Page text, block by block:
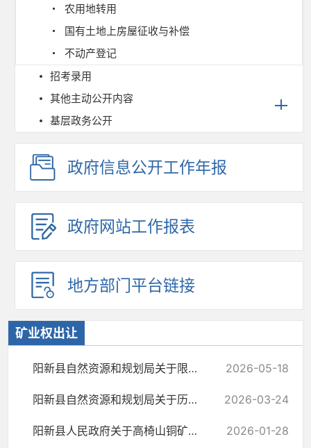
农用地转用
国有土地上房屋征收与补偿
不动产登记
招考录用
其他主动公开内容
基层政务公开
政府信息公开工作年报
政府网站工作报表
地方部门平台链接
矿业权出让
阳新县自然资源和规划局关于限期办理过期探矿权注销手续的公告 2026-05-18
阳新县自然资源和规划局关于历史遗留矿山核查认定的公告 2026-03-24
阳新县人民政府关于高椅山铜矿床地质普查探矿权关闭退出的公告 2026-01-28